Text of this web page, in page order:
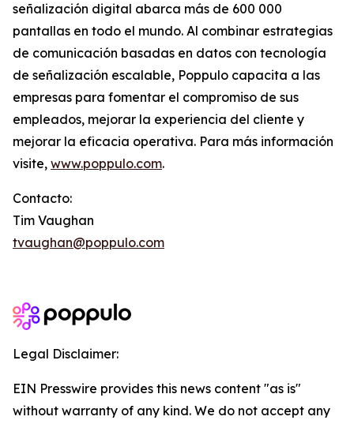
señalización digital abarca más de 600 000
pantallas en todo el mundo. Al combinar estrategias
de comunicación basadas en datos con tecnología
de señalización escalable, Poppulo capacita a las
empresas para fomentar el compromiso de sus
empleados, mejorar la experiencia del cliente y
mejorar la eficacia operativa. Para más información
visite, www.poppulo.com.
Contacto:
Tim Vaughan
tvaughan@poppulo.com
Legal Disclaimer:
EIN Presswire provides this news content "as is"
without warranty of any kind. We do not accept any